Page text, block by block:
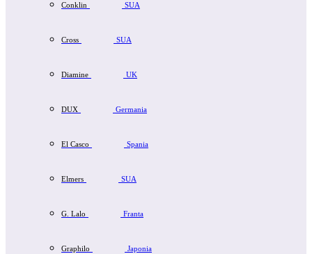
Conklin SUA
Cross SUA
Diamine UK
DUX Germania
El Casco Spania
Elmers SUA
G. Lalo Franta
Graphilo Japonia